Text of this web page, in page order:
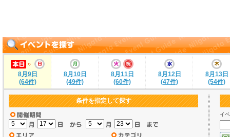
8月9日
(64件)
8月10日
(49件)
8月11日
(60件)
8月12日
(47件)
8月13日
(54件)
条件を指定して探す
イ